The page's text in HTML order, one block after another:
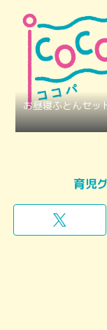
お昼寝ふとんセッ
育児